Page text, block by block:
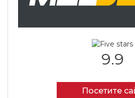
9.9
Посетите